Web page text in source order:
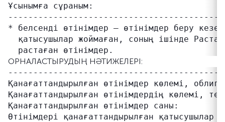
Ұсынымға сұраным:
* белсенді өтінімдер – өтінімдер беру
қатысушылар жоймаған, соның ішінде
ОРНАЛАСТЫРУДЫҢ НӘТИЖЕЛЕРІ:
Қанағаттандырылған өтінімдер көлемі,
Қанағаттандырылған өтінімдердің көлемі,
Қанағаттандырылған өтінімдер саны:
Өтінімдері қанағаттандырылған